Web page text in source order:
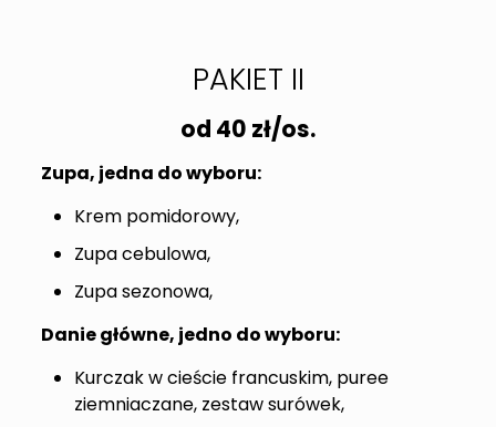
PAKIET II
od 40 zł/os.
Zupa, jedna do wyboru:
Krem pomidorowy,
Zupa cebulowa,
Zupa sezonowa,
Danie główne, jedno do wyboru:
Kurczak w cieście francuskim, puree
ziemniaczane, zestaw surówek,